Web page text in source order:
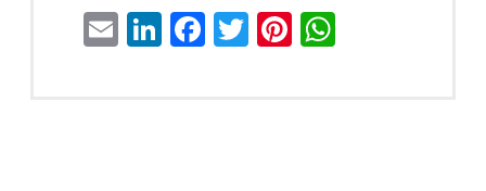
EmailLinkedIn
Facebook
TwitterPinterest